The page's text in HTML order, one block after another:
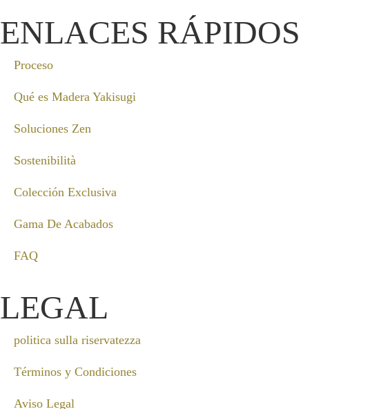
ENLACES RÁPIDOS
Proceso
Qué es Madera Yakisugi
Soluciones Zen
Sostenibilità
Colección Exclusiva
Gama De Acabados
FAQ
LEGAL
politica sulla riservatezza
Términos y Condiciones
Aviso Legal